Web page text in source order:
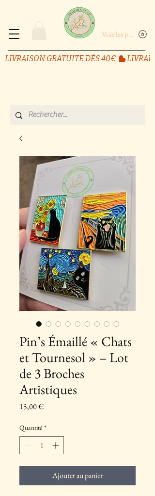
LIVRAISON GRATUITE DÈS 40€
Voir les points
Pin’s Émaillé « Chats
et Tournesol » – Lot
de 3 Broches
Artistiques
15,00 €Prix
Quantité *
Ajouter au panier